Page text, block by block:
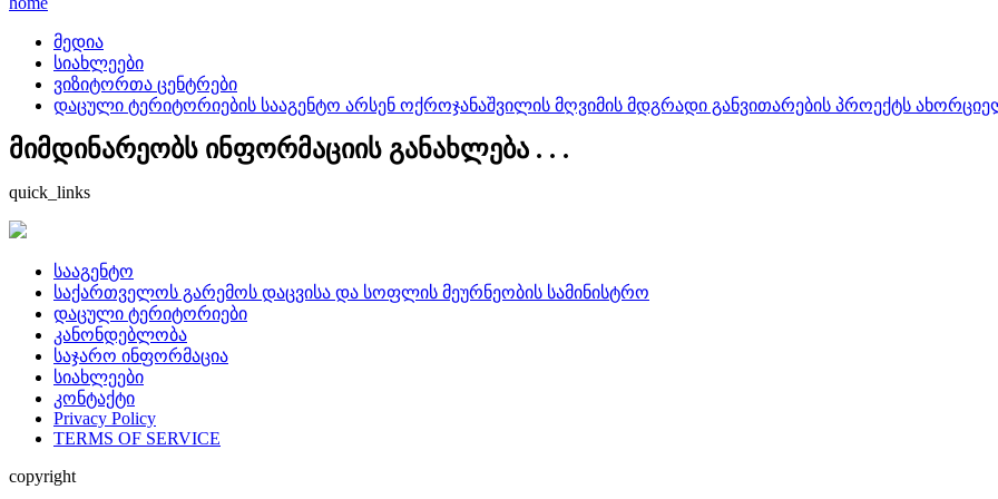
მედია
სიახლეები
ვიზიტორთა ცენტრები
დაცული ტერიტორიების სააგენტო არსენ ოქროჯანაშვილის მღვიმის მდგრადი განვითარების პროექტს
მიმდინარეობს ინფორმაციის განახლება . . .
quick_links
სააგენტო
საქართველოს გარემოს დაცვისა და სოფლის მეურნეობის სამინისტრო
დაცული ტერიტორიები
კანონდებლობა
საჯარო ინფორმაცია
სიახლეები
კონტაქტი
Privacy Policy
TERMS OF SERVICE
copyright